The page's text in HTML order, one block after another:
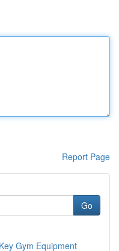
Report Page
Go
Gym Equipment